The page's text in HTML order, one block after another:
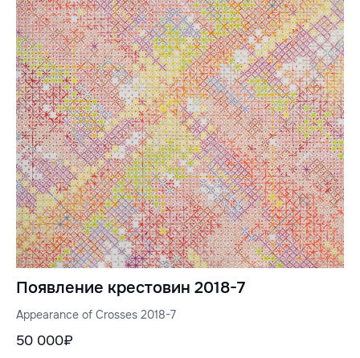
Появление крестовин 2018-7
Appearance of Crosses 2018-7
50 000₽